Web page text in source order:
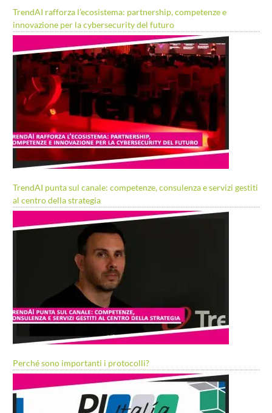
TrendAI rafforza l’ecosistema: partnership, competenze e
innovazione per la cybersecurity del futuro
TrendAI punta sul canale: competenze, consulenza e servizi gestiti
al centro della strategia
Perché sono importanti i protocolli?